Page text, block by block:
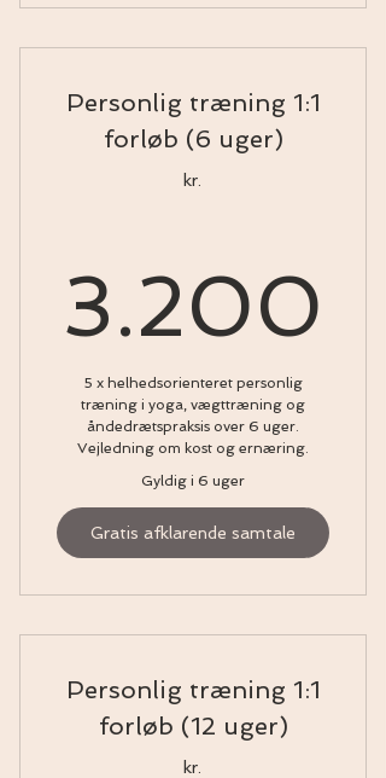
Personlig træning 1:1
forløb (6 uger)
kr.
3.200
5 x helhedsorienteret personlig
træning i yoga, vægttræning og
åndedrætspraksis over 6 uger.
Vejledning om kost og ernæring.
Gyldig i 6 uger
Gratis afklarende samtale
Personlig træning 1:1
forløb (12 uger)
kr.